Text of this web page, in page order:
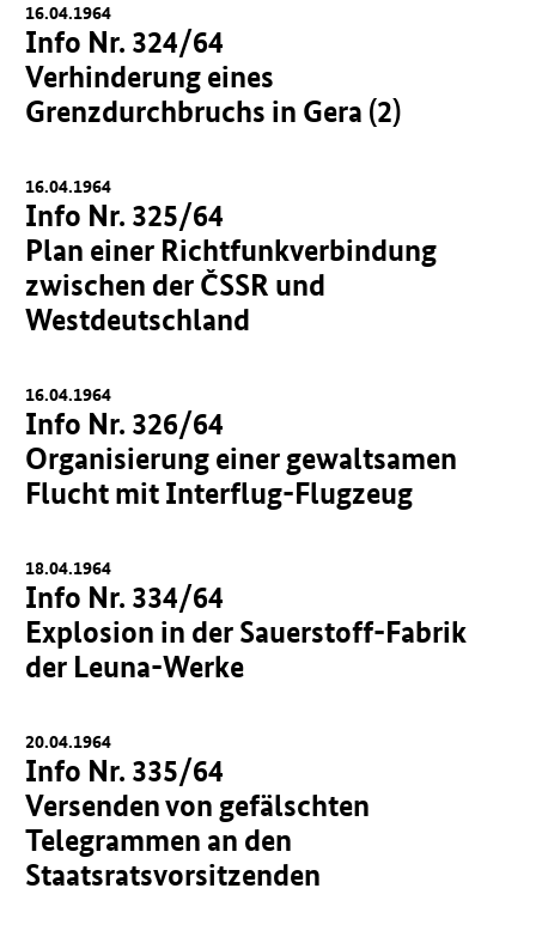
16.04.1964
Info Nr. 324/64
Verhinderung eines
Grenzdurchbruchs in Gera (2)
16.04.1964
Info Nr. 325/64
Plan einer Richtfunkverbindung
zwischen der ČSSR und
Westdeutschland
16.04.1964
Info Nr. 326/64
Organisierung einer gewaltsamen
Flucht mit Interflug-Flugzeug
18.04.1964
Info Nr. 334/64
Explosion in der Sauerstoff-Fabrik
der Leuna-Werke
20.04.1964
Info Nr. 335/64
Versenden von gefälschten
Telegrammen an den
Staatsratsvorsitzenden